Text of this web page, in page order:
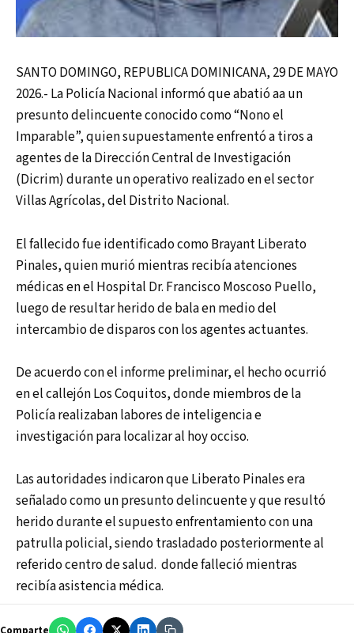
SANTO DOMINGO, REPUBLICA DOMINICANA, 29 DE MAYO
2026.- La Policía Nacional informó que abatió aa un
presunto delincuente conocido como “Nono el
Imparable”, quien supuestamente enfrentó a tiros a
agentes de la Dirección Central de Investigación
(Dicrim) durante un operativo realizado en el sector
Villas Agrícolas, del Distrito Nacional.
El fallecido fue identificado como Brayant Liberato
Pinales, quien murió mientras recibía atenciones
médicas en el Hospital Dr. Francisco Moscoso Puello,
luego de resultar herido de bala en medio del
intercambio de disparos con los agentes actuantes.
De acuerdo con el informe preliminar, el hecho ocurrió
en el callejón Los Coquitos, donde miembros de la
Policía realizaban labores de inteligencia e
investigación para localizar al hoy occiso.
Las autoridades indicaron que Liberato Pinales era
señalado como un presunto delincuente y que resultó
herido durante el supuesto enfrentamiento con una
patrulla policial, siendo trasladado posteriormente al
referido centro de salud. donde falleció mientras
recibía asistencia médica.